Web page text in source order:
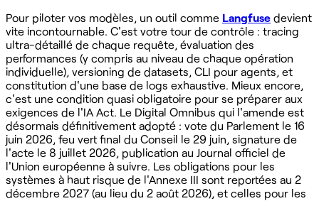
Pour piloter vos modèles, un outil comme Langfuse devient
vite incontournable. C'est votre tour de contrôle : tracing
ultra-détaillé de chaque requête, évaluation des
performances (y compris au niveau de chaque opération
individuelle), versioning de datasets, CLI pour agents, et
constitution d'une base de logs exhaustive. Mieux encore,
c'est une condition quasi obligatoire pour se préparer aux
exigences de l'IA Act. Le Digital Omnibus qui l'amende est
désormais définitivement adopté : vote du Parlement le 16
juin 2026, feu vert final du Conseil le 29 juin, signature de
l'acte le 8 juillet 2026, publication au Journal officiel de
l'Union européenne à suivre. Les obligations pour les
systèmes à haut risque de l'Annexe III sont reportées au 2
décembre 2027 (au lieu du 2 août 2026), et celles pour les